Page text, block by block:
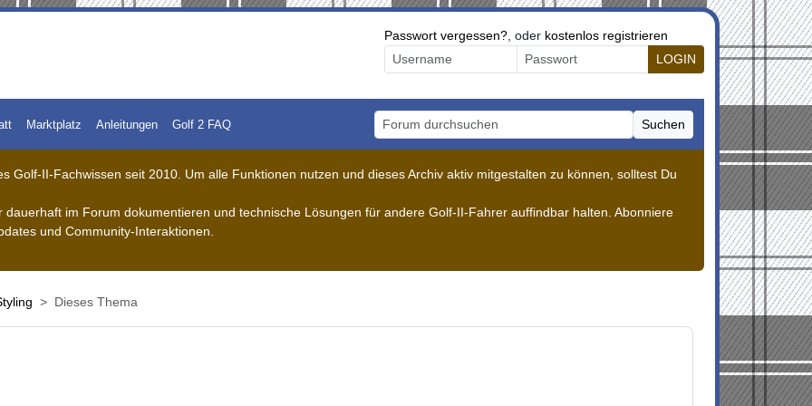
Passwort vergessen? , oder kostenlos registrieren
LOGIN
Marktplatz Anleitungen Golf 2 FAQ
Forum durchsuchen
Suchen
Golf-II-Fachwissen seit 2010. Um alle Funktionen nutzen und dieses Archiv aktiv mitgestalten zu können, solltest Du
im Forum dokumentieren und technische Lösungen für andere Golf-II-Fahrer auffindbar halten. Abonniere
und Community-Interaktionen.
Dieses Thema